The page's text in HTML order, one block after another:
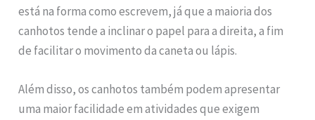
está na forma como escrevem, já que a maioria dos
canhotos tende a inclinar o papel para a direita, a fim
de facilitar o movimento da caneta ou lápis.
Além disso, os canhotos também podem apresentar
uma maior facilidade em atividades que exigem